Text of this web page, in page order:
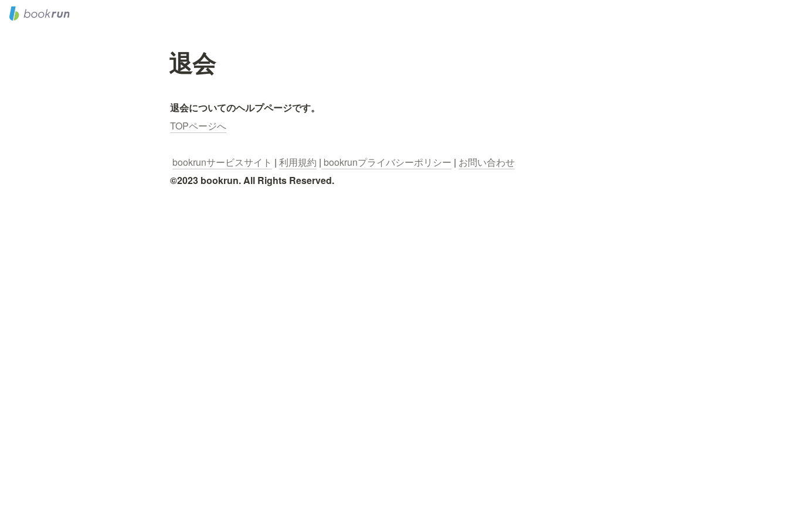
退会
退会についてのヘルプページです。
TOPページへ
bookrunサービスサイト | 利用規約 | bookrunプライバシーポリシー | お問い合わせ
©2023 bookrun. All Rights Reserved.